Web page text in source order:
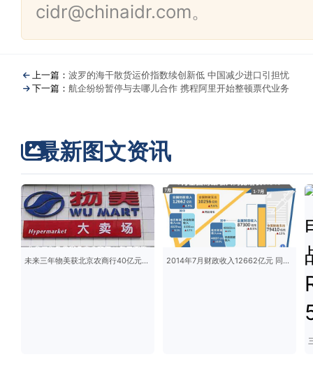
cidr@chinaidr.com。
上一篇： 波罗的海干散货运价指数续创新低 中国减少进口引担忧
下一篇： 航企纷纷暂停与去哪儿合作 携程阿里开始整顿票代业务
最新图文资讯
未来三年物美获北京农商行40亿元授信 2014年7月财政收入12662亿元 同比增长6.9%